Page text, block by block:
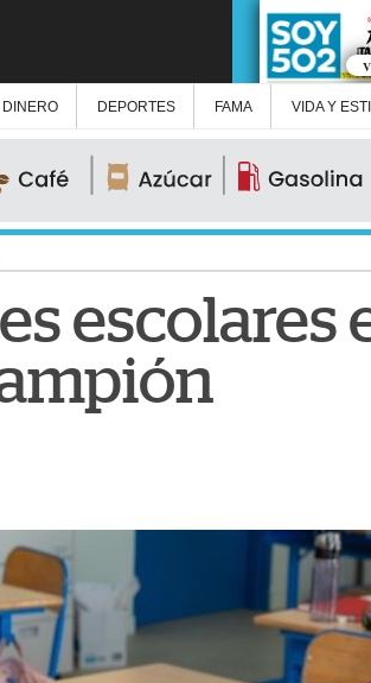
DINERO DEPORTES FAMA VIDA Y
escolares